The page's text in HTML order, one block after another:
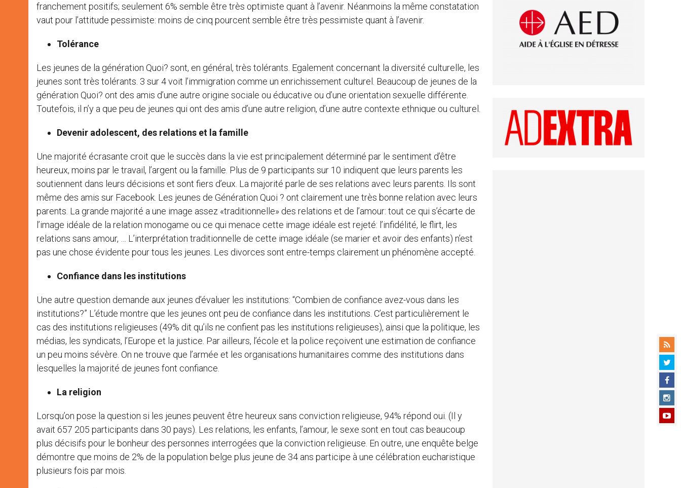
franchement positifs; seulement 6% semble être très optimiste quant à l’avenir. Néanmoins la même constatation
vaut pour l’attitude pessimiste: moins de cinq pourcent semble être très pessimiste quant à l’avenir.
Tolérance
Les jeunes de la génération Quoi? sont, en général, très tolérants. Egalement concernant la diversité culturelle, les
jeunes sont très tolérants. 3 sur 4 voit l’immigration comme un enrichissement culturel. Beaucoup de jeunes de la
génération Quoi? ont des amis d’une autre origine sociale ou éducative ou d’une orientation sexuelle différente.
Toutefois, il n’y a que peu de jeunes qui ont des amis d’une autre religion, d’une autre contexte ethnique ou culturel.
Devenir adolescent, des relations et la famille
Une majorité écrasante croit que le succès dans la vie est principalement déterminé par le sentiment d’être
heureux, moins par le travail, l’argent ou la famille. Plus de 9 participants sur 10 indiquent que leurs parents les
soutiennent dans leurs décisions et sont fiers d’eux. La majorité parle de ses relations avec leurs parents. Ils sont
même des amis sur Facebook. Les jeunes de Génération Quoi ? ont clairement une très bonne relation avec leurs
parents. La grande majorité a une image assez «traditionnelle» des relations et de l’amour: tout ce qui s’écarte de
l’image idéale de la relation monogame ou ce qui menace cette image idéale est rejeté: l’infidélité, le flirt, les
relations sans amour, … L’interprétation traditionnelle de cette image idéale (se marier et avoir des enfants) n’est
pas une chose évidente pour tous les jeunes. Les divorces sont entre-temps clairement un phénomène accepté.
Confiance dans les institutions
Une autre question demande aux jeunes d’évaluer les institutions: “Combien de confiance avez-vous dans les
institutions?” L’étude montre que les jeunes ont peu de confiance dans les institutions. C’est particulièrement le
cas des institutions religieuses (49% dit qu’ils ne confient pas les institutions religieuses), ainsi que la politique, les
médias, les syndicats, l’Europe et la justice. Par ailleurs, l’école et la police reçoivent une estimation de confiance
un peu moins sévère. On ne trouve que l’armée et les organisations humanitaires comme des institutions dans
lesquelles la majorité de jeunes font confiance.
La religion
Lorsqu’on pose la question si les jeunes peuvent être heureux sans conviction religieuse, 94% répond oui. (Il y
avait 657 205 participants dans 30 pays). Les relations, les enfants, l’amour, le sexe sont en tout cas beaucoup
plus décisifs pour le bonheur des personnes interrogées que la conviction religieuse. En outre, une enquête belge
démontre que moins de 2% de la population belge plus jeune de 34 ans participe à une célébration eucharistique
plusieurs fois par mois.